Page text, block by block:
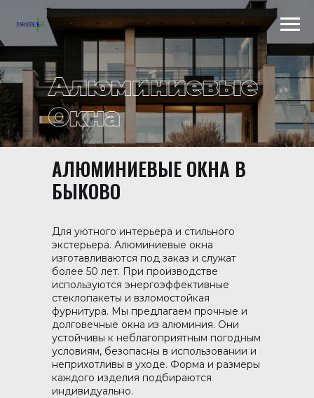
Scroll to top →
АЛЮМИНИЕВЫЕ ОКНА В
БЫКОВО
Для уютного интерьера и стильного
экстерьера. Алюминиевые окна
изготавливаются под заказ и служат
более 50 лет. При производстве
используются энергоэффективные
стеклопакеты и взломостойкая
фурнитура. Мы предлагаем прочные и
долговечные окна из алюминия. Они
устойчивы к неблагоприятным погодным
условиям, безопасны в использовании и
неприхотливы в уходе. Форма и размеры
каждого изделия подбираются
индивидуально.